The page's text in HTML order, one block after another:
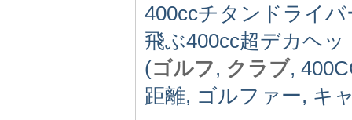
400ccチタンドライ
飛ぶ400cc超デカヘッ
(ゴルフ, クラブ,
距離, ゴルファー, キ